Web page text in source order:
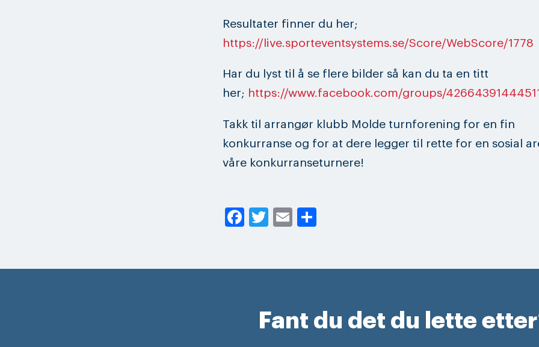
Resultater finner du her;
https://live.sporteventsystems.se/Score/WebScore/1778
Har du lyst til å se flere bilder så kan du ta en titt
her; https://www.facebook.com/groups/
Takk til arrangør klubb Molde turnforening for en fin
konkurranse og for at dere legger til rette for en sosial
våre konkurranseturnere!
Facebook
Twitter
Email
Fant du det du lette